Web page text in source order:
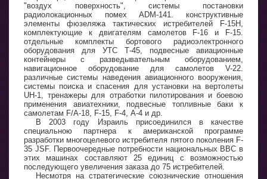
"воздух поверхность", системы постановки
радиолокационных помех ADM-141. конструктивные
элементы фюзеляжа тактических истребителей F-15H,
комплектующие к двигателям самолетов F-16 и F-15.
отдельные комплекты бортового радиоэлектронного
оборудования для УТС Т-45, подвесные авиационные
контейнеры с разведывательным оборудованием,
навигационное оборудование для самолетов V-22.
различные системы наведения авиационного вооружения,
системы поиска и спасения для установки на вертолеты
UH-1, тренажеры для отработки пилотирования и боевою
применения авиатехники, подвесные топливные баки к
самолетам F/A-18, F-15, F-4, А-4 и др.
В 2003 году Израиль присоединился в качестве
специальною партнера к американской программе
разработки многоцелевого истребителя пятого поколения F-
35 JSF. Первоочередные потребности национальных ВВС в
этих машинах составляют 25 единиц с возможностью
последующего увеличения заказа до 75 истребителей.
Несмотря на стратегические союзнические отношения